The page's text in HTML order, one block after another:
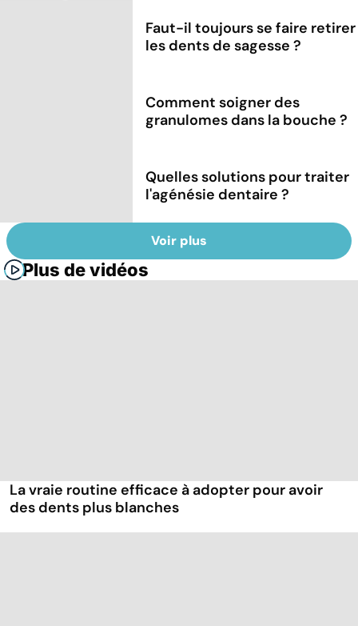
Faut-il toujours se faire retirer
les dents de sagesse ?
Comment soigner des
granulomes dans la bouche ?
Quelles solutions pour traiter
l'agénésie dentaire ?
Voir plus
Plus de vidéos
La vraie routine efficace à adopter pour avoir
des dents plus blanches